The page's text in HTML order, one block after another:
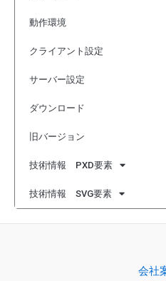
動作環境
クライアント設定
サーバー設定
ダウンロード
旧バージョン
技術情報 PXD要素
技術情報 SVG要素
会社